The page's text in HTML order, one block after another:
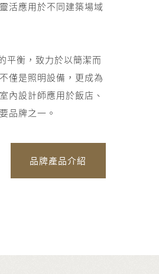
活應用於不同建築場域
平衡，致力於以簡潔而
僅是照明設備，更成為
內設計師應用於飯店、
品牌之一。
品牌產品介紹